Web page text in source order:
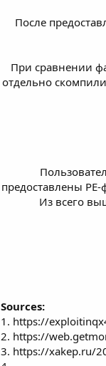
После
При сравнении
отдельно
предоставлены
Из всего
Sources:
1. https://
2. https://
3. https://xakep.ru/